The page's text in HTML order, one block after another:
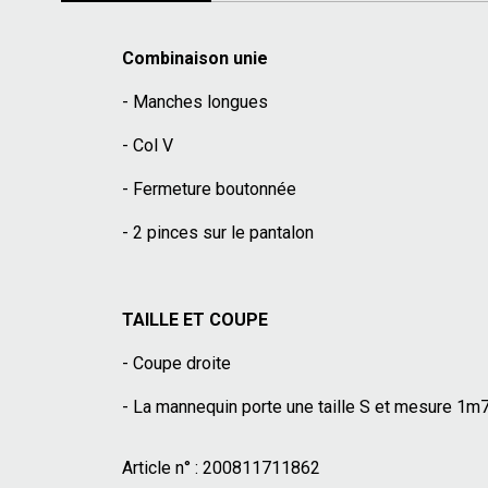
Combinaison unie
- Manches longues
- Col V
- Fermeture boutonnée
- 2 pinces sur le pantalon
TAILLE ET COUPE
- Coupe droite
- La mannequin porte une taille S et mesure
Article n° : 200811711862